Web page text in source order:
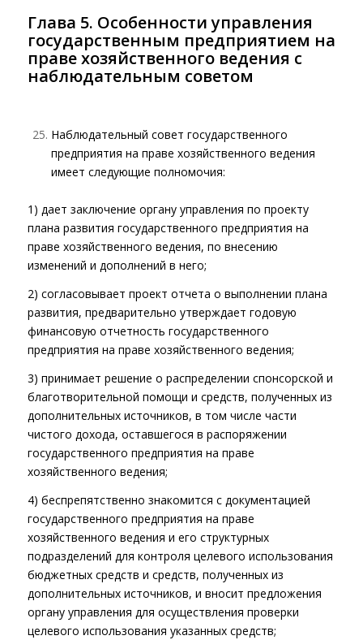
Глава 5. Особенности управления
государственным предприятием на
праве хозяйственного ведения с
наблюдательным советом
Наблюдательный совет государственного
предприятия на праве хозяйственного ведения
имеет следующие полномочия:
1) дает заключение органу управления по проекту
плана развития государственного предприятия на
праве хозяйственного ведения, по внесению
изменений и дополнений в него;
2) согласовывает проект отчета о выполнении плана
развития, предварительно утверждает годовую
финансовую отчетность государственного
предприятия на праве хозяйственного ведения;
3) принимает решение о распределении спонсорской и
благотворительной помощи и средств, полученных из
дополнительных источников, в том числе части
чистого дохода, оставшегося в распоряжении
государственного предприятия на праве
хозяйственного ведения;
4) беспрепятственно знакомится с документацией
государственного предприятия на праве
хозяйственного ведения и его структурных
подразделений для контроля целевого использования
бюджетных средств и средств, полученных из
дополнительных источников, и вносит предложения
органу управления для осуществления проверки
целевого использования указанных средств;